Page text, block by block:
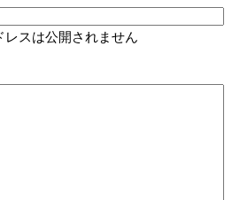
レスは公開されません